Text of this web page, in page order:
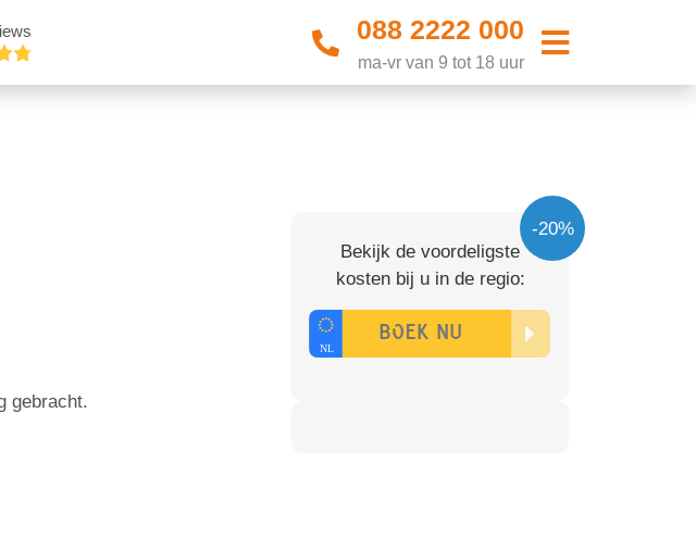
088 2222 000
ma-vr van 9 tot 18 uur
gebracht.
-20%
Bekijk de voordeligste
kosten bij u in de regio: